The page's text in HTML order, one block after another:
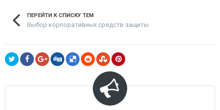
ПЕРЕЙТИ К СПИСКУ ТЕМ
Выбор корпоративных средств защиты